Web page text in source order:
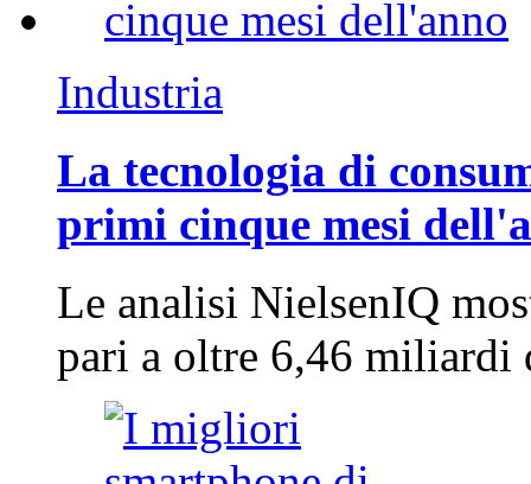
Industria
La tecnologia di
primi cinque mesi
Le analisi NielsenIQ
pari a oltre 6,46